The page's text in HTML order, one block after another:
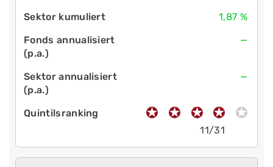
1,87 %
—
—
11/31